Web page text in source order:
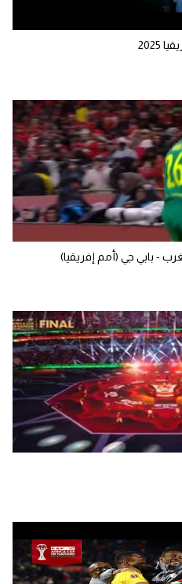
- بابي جي (أمم إفريقيا)